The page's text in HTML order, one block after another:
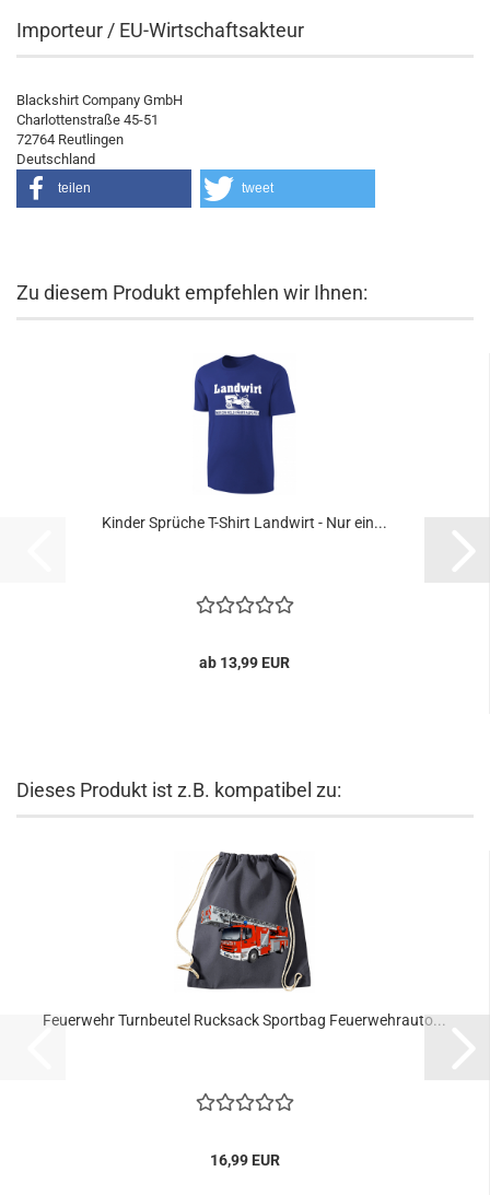
Importeur / EU-Wirtschaftsakteur
Blackshirt Company GmbH
Charlottenstraße 45-51
72764 Reutlingen
Deutschland
teilen tweet
Zu diesem Produkt empfehlen wir Ihnen:
Kinder Sprüche T-Shirt Landwirt - Nur ein...
ab 13,99 EUR
Dieses Produkt ist z.B. kompatibel zu:
Feuerwehr Turnbeutel Rucksack Sportbag Feuerwehrauto...
16,99 EUR